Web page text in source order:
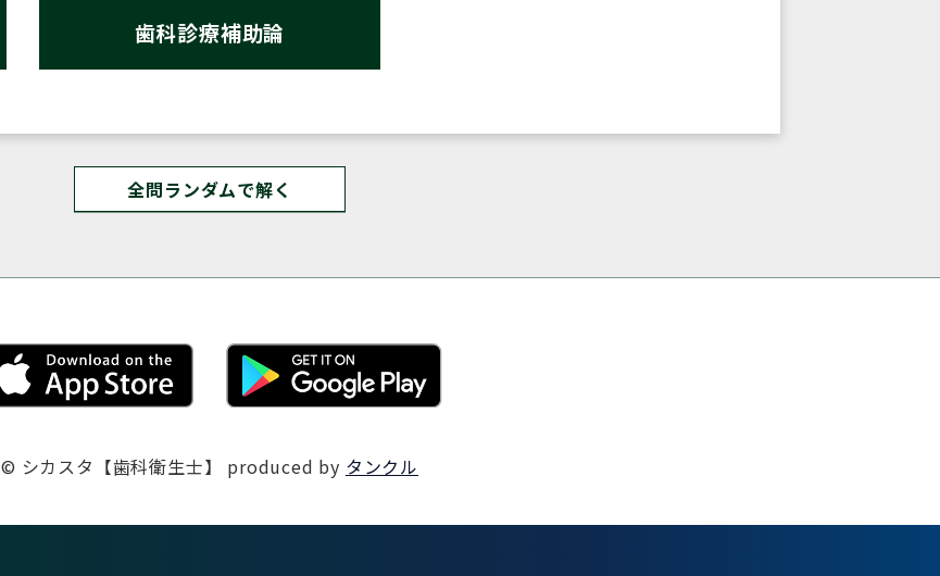
歯科診療補助論
全問ランダムで解く
© シカスタ【歯科衛生士】 produced by タンクル